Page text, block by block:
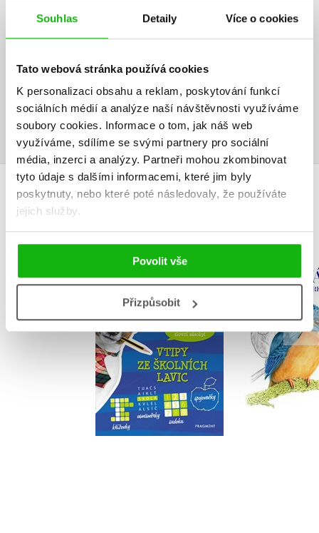
Souhlas Detaily Více o cookies
Tato webová stránka používá cookies
K personalizaci obsahu a reklam, poskytování funkcí
sociálních médií a analýze naší návštěvnosti využíváme
soubory cookies. Informace o tom, jak náš web
využíváme, sdílíme se svými partnery pro sociální
média, inzerci a analýzy. Partneři mohou zkombinovat
tyto údaje s dalšími informacemi, které jim byly
poskytnuty, nebo které poté následovaly, že používáte
jejich služby.
Povolit vše
Přizpůsobit
V současné době nejsou vytvořena žádná uživatelská hodnocení.
Vaše hodnocení
Uživatelskou recenzi mohou vkládat pouze registrovaní uživatelé
Přihlásit
MOHLO BY VÁS TAKÉ ZAJÍMAT
Luštění pro děti –
vtipy ze školních
lavic
Do košíku
119 Kč
Ptačí
Pavlíny
autora